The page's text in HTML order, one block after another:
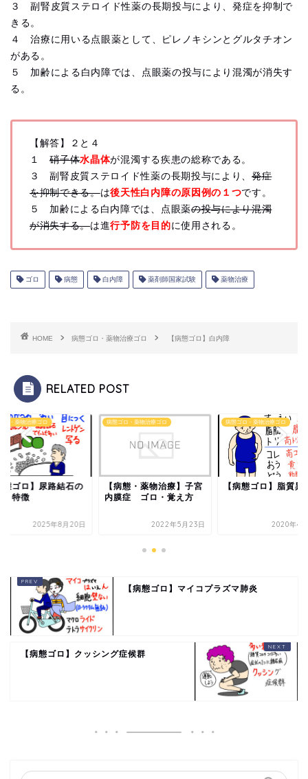
３ 副腎皮質ステロイド性薬の長期投与により、発症を抑制で
きる。
４ 治療に用いる点眼薬として、ピレノキシンとグルタチオン
がある。
５ 加齢による白内障では、点眼薬の投与により混濁が消失す
る。
【解答】２と４
１硝子体水晶体が混濁する疾患の総称である。
３ 副腎皮質ステロイド性薬の長期投与により、 発症
を抑制できる。は後天性白内障の原因例の１つです。
５ 加齢による白内障では、点眼薬の投与により混濁
が消失する。は進行予防を目的に使用される。
ゴロ 病態 白内障 薬剤師国家試験 薬物治療
HOME 病態ゴロ・薬物治療ゴロ 【病態ゴロ】白内障
RELATED POST
ロ・薬物治療ゴロ
態ゴロ】尿路結石の
と特徴
2025年8月20日
病態ゴロ・薬物治療ゴロ
【病態・薬物治療】子宮
内膜症 ゴロ・覚え方
2022年5月23日
病態ゴロ・薬物治療ゴロ
【病態ゴロ】脂質異
2020年4
【病態ゴロ】マイコプラズマ肺炎
【病態ゴロ】クッシング症候群